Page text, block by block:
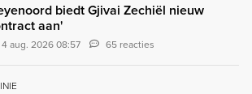
biedt Gjivai Zechiël nieuw
aan'
4 aug. 2026 08:57 65 reacties